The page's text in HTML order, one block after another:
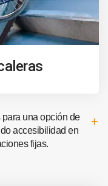
una opción de
accesibilidad en
fijas.